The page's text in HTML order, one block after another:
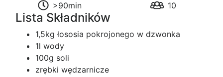
>90min
10
Lista Składników
1,5kg łososia pokrojonego w dzwonka
1l wody
100g soli
zrębki wędzarnicze